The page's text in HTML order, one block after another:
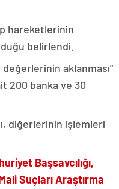
hareketlerinin
belirlendi.
değerlerinin aklanması”
200 banka ve 30
diğerlerinin işlemleri
Başsavcılığı,
Suçları Araştırma